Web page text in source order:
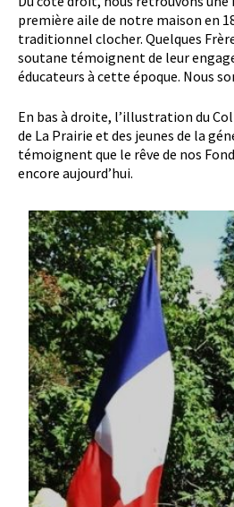
première aile de notre maison en
traditionnel clocher. Quelques
soutane témoignent de leur
éducateurs à cette époque. Nous
En bas à droite, l’illustration du
de La Prairie et des jeunes de la
témoignent que le rêve de nos
encore aujourd’hui.